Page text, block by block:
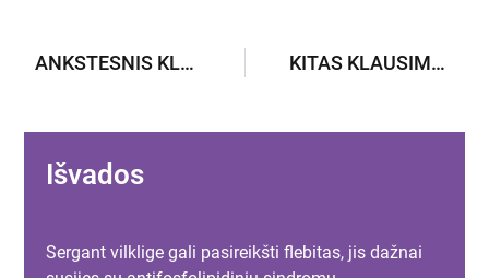
ANKSTESNIS KLAUSIMAS KITAS KLAUSIMAS
Išvados
Sergant vilklige gali pasireikšti flebitas, jis dažnai